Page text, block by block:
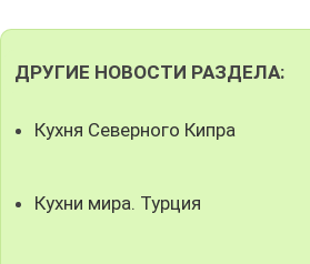
ДРУГИЕ НОВОСТИ РАЗДЕЛА:
Кухня Северного Кипра
Кухни мира. Турция